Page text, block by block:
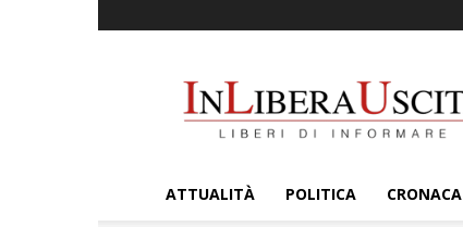
ATTUALITÀ POLITICA CRONACA